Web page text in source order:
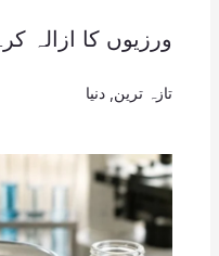
ورزیوں کا ازالہ
تازہ ترین دنیا